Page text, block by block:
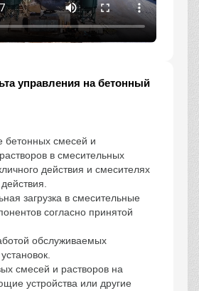
управления на бетонный
бетонных смесей и
в смесительных
действия и смесителях
загрузка в смесительные
согласно принятой
обслуживаемых
смесей и растворов на
устройства или другие